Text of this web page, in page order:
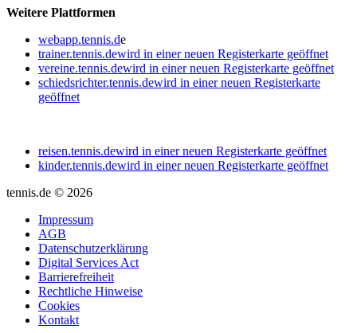
Weitere Plattformen
webapp.tennis.de
trainer.tennis.dewird in einer neuen Registerkarte geöffnet
vereine.tennis.dewird in einer neuen Registerkarte geöffnet
schiedsrichter.tennis.dewird in einer neuen Registerkarte
geöffnet
reisen.tennis.dewird in einer neuen Registerkarte geöffnet
kinder.tennis.dewird in einer neuen Registerkarte geöffnet
tennis.de © 2026
Impressum
AGB
Datenschutzerklärung
Digital Services Act
Barrierefreiheit
Rechtliche Hinweise
Cookies
Kontakt